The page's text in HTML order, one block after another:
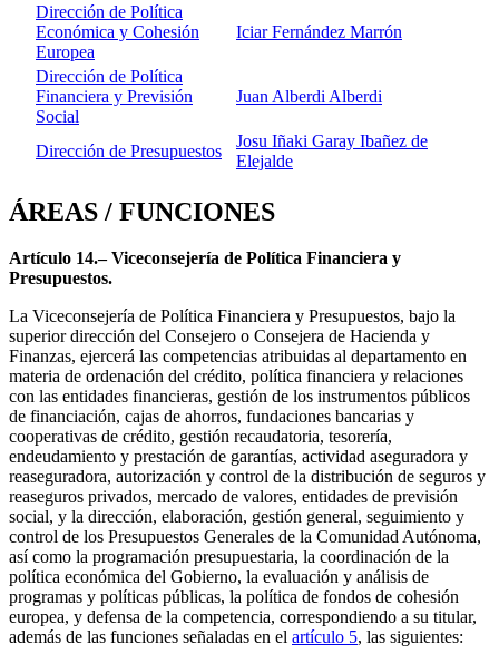
Dirección de Política
Económica y Cohesión
Europea
Iciar Fernández Marrón
Dirección de Política
Financiera y Previsión
Social
Juan Alberdi Alberdi
Dirección de Presupuestos
Josu Iñaki Garay Ibañez de
Elejalde
ÁREAS / FUNCIONES
Artículo 14.– Viceconsejería de Política Financiera y
Presupuestos.
La Viceconsejería de Política Financiera y Presupuestos, bajo la
superior dirección del Consejero o Consejera de Hacienda y
Finanzas, ejercerá las competencias atribuidas al departamento en
materia de ordenación del crédito, política financiera y relaciones
con las entidades financieras, gestión de los instrumentos públicos
de financiación, cajas de ahorros, fundaciones bancarias y
cooperativas de crédito, gestión recaudatoria, tesorería,
endeudamiento y prestación de garantías, actividad aseguradora y
reaseguradora, autorización y control de la distribución de seguros y
reaseguros privados, mercado de valores, entidades de previsión
social, y la dirección, elaboración, gestión general, seguimiento y
control de los Presupuestos Generales de la Comunidad Autónoma,
así como la programación presupuestaria, la coordinación de la
política económica del Gobierno, la evaluación y análisis de
programas y políticas públicas, la política de fondos de cohesión
europea, y defensa de la competencia, correspondiendo a su titular,
además de las funciones señaladas en el artículo 5, las siguientes: